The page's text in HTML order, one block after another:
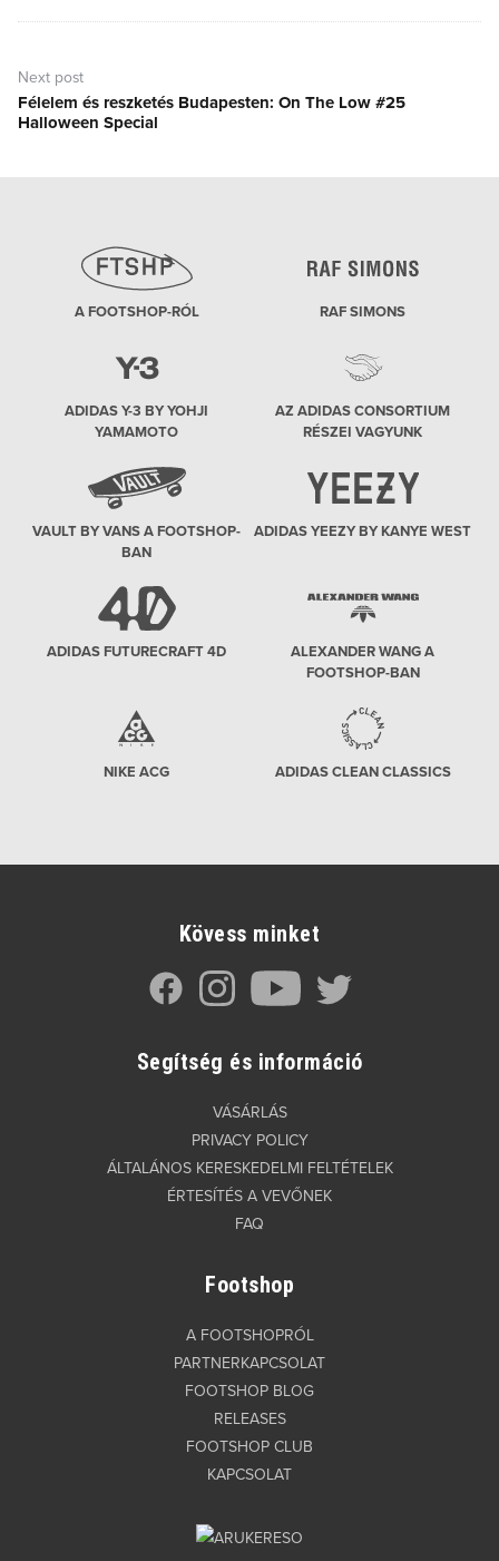
Next post
Next
post:
Félelem és reszketés Budapesten: On The Low #25
Halloween Special
A FOOTSHOP-RÓL RAF SIMONS
ADIDAS Y-3 BY YOHJI
YAMAMOTO
AZ ADIDAS CONSORTIUM
RÉSZEI VAGYUNK
VAULT BY VANS A FOOTSHOP-
BAN
ADIDAS YEEZY BY KANYE WEST
ADIDAS FUTURECRAFT 4D
ALEXANDER WANG A
FOOTSHOP-BAN
NIKE ACG ADIDAS CLEAN CLASSICS
Kövess minket
Segítség és információ
VÁSÁRLÁS
PRIVACY POLICY
ÁLTALÁNOS KERESKEDELMI FELTÉTELEK
ÉRTESÍTÉS A VEVŐNEK
FAQ
Footshop
A FOOTSHOPRÓL
PARTNERKAPCSOLAT
FOOTSHOP BLOG
RELEASES
FOOTSHOP CLUB
KAPCSOLAT